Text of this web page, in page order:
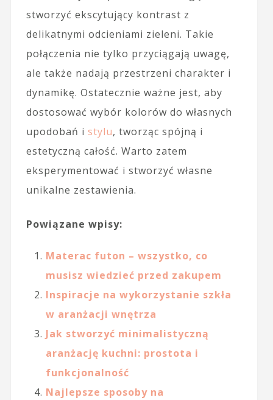
stworzyć ekscytujący kontrast z
delikatnymi odcieniami zieleni. Takie
połączenia nie tylko przyciągają uwagę,
ale także nadają przestrzeni charakter i
dynamikę. Ostatecznie ważne jest, aby
dostosować wybór kolorów do własnych
upodobań i stylu, tworząc spójną i
estetyczną całość. Warto zatem
eksperymentować i stworzyć własne
unikalne zestawienia.
Powiązane wpisy:
Materac futon – wszystko, co
musisz wiedzieć przed zakupem
Inspiracje na wykorzystanie szkła
w aranżacji wnętrza
Jak stworzyć minimalistyczną
aranżację kuchni: prostota i
funkcjonalność
Najlepsze sposoby na